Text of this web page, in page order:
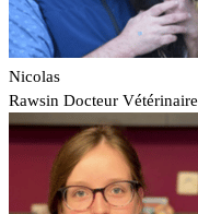
Nicolas
Rawsin Docteur Vétérinaire